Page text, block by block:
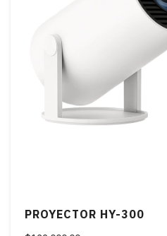
PROYECTOR HY-300